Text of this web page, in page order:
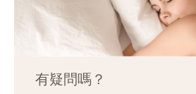
有疑問嗎？